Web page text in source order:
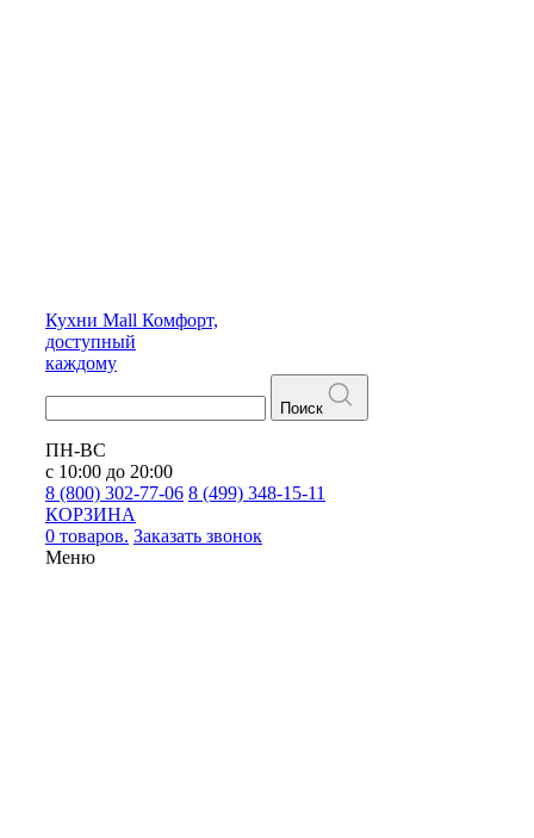
Кухни Mall Комфорт,
доступный
каждому
Поиск
ПН-ВС
с 10:00 до 20:00
8 (800) 302-77-06 8 (499) 348-15-11
КОРЗИНА
0 товаров. Заказать звонок
Меню